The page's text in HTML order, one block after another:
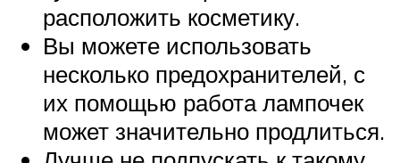
расположить косметику.
Вы можете использовать
несколько предохранителей, с
их помощью работа лампочек
может значительно продлиться.